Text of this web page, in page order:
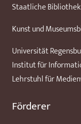
Staatliche
Kunst und
Universität
Institut für
Lehrstuhl für
Förderer